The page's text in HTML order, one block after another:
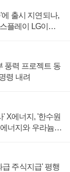
출시 지연되나,
플레이 LG이노
풍력 프로젝트 동
령 내려
X에너지, '한수원
너지와 우라늄
주식지급' 평행